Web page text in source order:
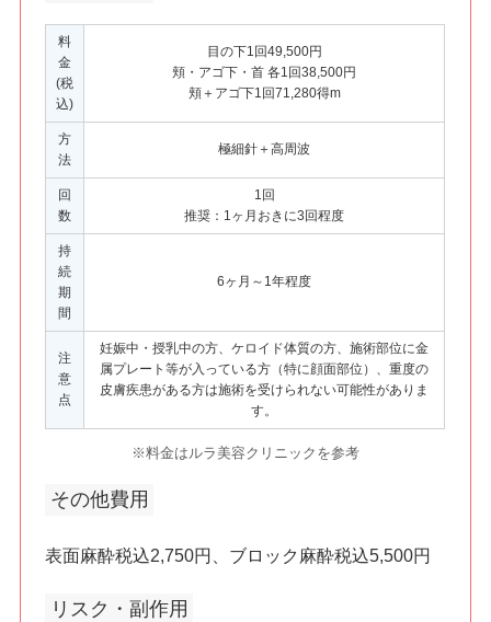
料
金
(税
込)
目の下1回49,500円
頬・アゴ下・首 各1回38,500円
頬＋アゴ下1回71,280得m
方
法
極細針＋高周波
回
数
1回
推奨：1ヶ月おきに3回程度
持
続
期
間
6ヶ月～1年程度
注
意
点
妊娠中・授乳中の方、ケロイド体質の方、施術部位に金
属プレート等が入っている方（特に顔面部位）、重度の
皮膚疾患がある方は施術を受けられない可能性がありま
す。
※料金はルラ美容クリニックを参考
その他費用
表面麻酔税込2,750円、ブロック麻酔税込5,500円
リスク・副作用